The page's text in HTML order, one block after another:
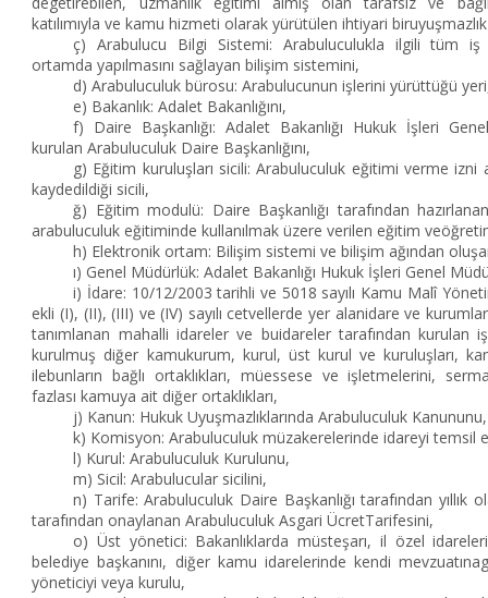
katılımıyla ve kamu hizmeti olarak yürütülen ihtiyari
ç) Arabulucu Bilgi Sistemi: Arabuluculukla ilgili tüm iş
ortamda yapılmasını sağlayan bilişim sistemini,
d) Arabuluculuk bürosu: Arabulucunun işlerini yürüttüğü
e) Bakanlık: Adalet Bakanlığını,
f) Daire Başkanlığı: Adalet Bakanlığı Hukuk İşleri
kurulan Arabuluculuk Daire Başkanlığını,
g) Eğitim kuruluşları sicili: Arabuluculuk eğitimi verme izni
kaydedildiği sicili,
ğ) Eğitim modulü: Daire Başkanlığı tarafından
arabuluculuk eğitiminde kullanılmak üzere verilen eğitim
h) Elektronik ortam: Bilişim sistemi ve bilişim ağından
ı) Genel Müdürlük: Adalet Bakanlığı Hukuk İşleri Genel
i) İdare: 10/12/2003 tarihli ve 5018 sayılı Kamu Malî
ekli (I), (II), (III) ve (IV) sayılı cetvellerde yer alanidare ve
tanımlanan mahalli idareler ve buidareler tarafından kurulan
kurulmuş diğer kamukurum, kurul, üst kurul ve kuruluşları,
ilebunların bağlı ortaklıkları, müessese ve işletmelerini,
fazlası kamuya ait diğer ortaklıkları,
j) Kanun: Hukuk Uyuşmazlıklarında Arabuluculuk Kanununu,
k) Komisyon: Arabuluculuk müzakerelerinde idareyi temsil
l) Kurul: Arabuluculuk Kurulunu,
m) Sicil: Arabulucular sicilini,
n) Tarife: Arabuluculuk Daire Başkanlığı tarafından yıllık
tarafından onaylanan Arabuluculuk Asgari ÜcretTarifesini,
o) Üst yönetici: Bakanlıklarda müsteşarı, il özel
belediye başkanını, diğer kamu idarelerinde kendi
yöneticiyi veya kurulu,